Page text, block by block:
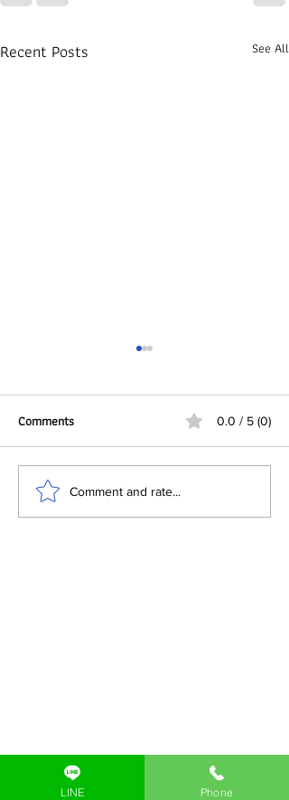
Recent Posts See All
ทำไมผู้ผลิต FMCG ใน
ประเทศไทยกำลังมองว่า “บรรจุ
Comments 0.0 / 5 (0)
Comment and rate...
LINE Phone